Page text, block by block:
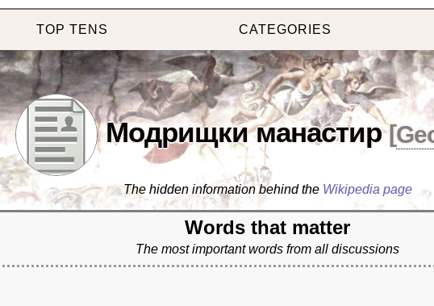
TOP TENS CATEGORIES
Модрищки манастир [
The hidden information behind the Wikipedia page
Words that matter
The most important words from all discussions